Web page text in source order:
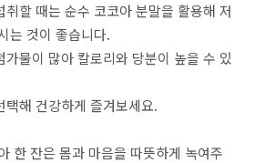
할 때는 순수 코코아 분말을 활용해 저
는 것이 좋습니다.
물이 많아 칼로리와 당분이 높을 수 있
택해 건강하게 즐겨보세요.
한 잔은 몸과 마음을 따뜻하게 녹여주